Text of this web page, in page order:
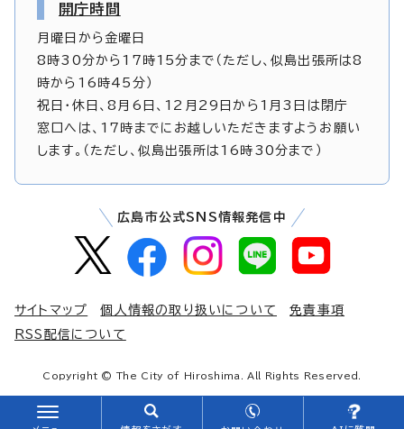
開庁時間
月曜日から金曜日
8時30分から17時15分まで（ただし、似島出張所は8
時から16時45分）
祝日・休日、8月6日、12月29日から1月3日は閉庁
窓口へは、17時までにお越しいただきますようお願い
します。（ただし、似島出張所は16時30分まで）
広島市公式SNS情報発信中
サイトマップ 個人情報の取り扱いについて
免責事項
RSS配信について
Copyright © The City of Hiroshima. All Rights Reserved.